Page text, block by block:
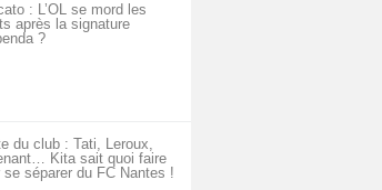
: L’OL se mord les
après la signature
?
du club : Tati, Leroux,
Kita sait quoi faire
se séparer du FC Nantes !